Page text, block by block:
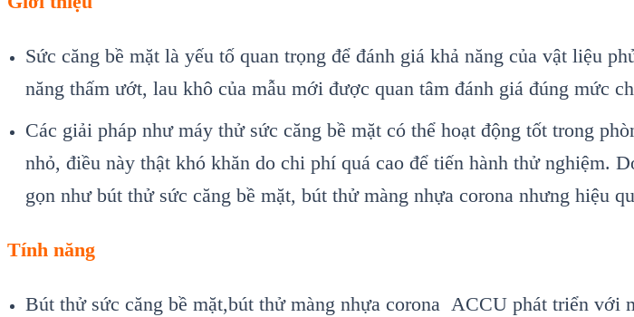
Sức căng bề mặt là yếu tố quan trọng để đánh giá khả năng của vật liệu
năng thấm ướt, lau khô của mẫu mới được quan tâm đánh giá đúng mức
Các giải pháp như máy thử sức căng bề mặt có thể hoạt động tốt trong
nhỏ, điều này thật khó khăn do chi phí quá cao để tiến hành thử nghiệm.
gọn như bút thử sức căng bề mặt, bút thử màng nhựa corona nhưng hiệu
Tính năng
Bút thử sức căng bề mặt,bút thử màng nhựa corona ACCU phát triển